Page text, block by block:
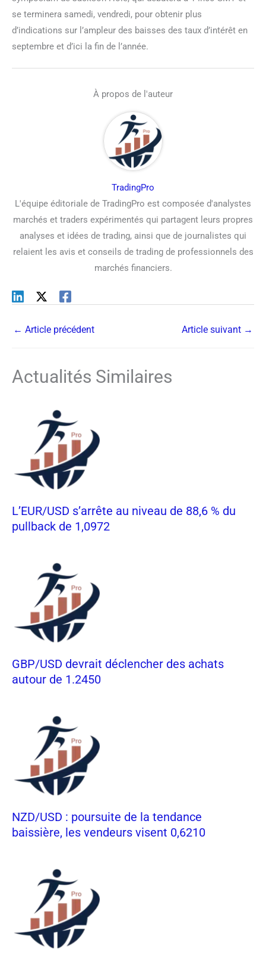
se terminera samedi, vendredi, pour obtenir plus
d’indications sur l’ampleur des baisses des taux d’intérêt en
septembre et d’ici la fin de l’année.
À propos de l'auteur
TradingPro
L'équipe éditoriale de TradingPro est composée d'analystes
marchés et traders expérimentés qui partagent leurs propres
analyses et idées de trading, ainsi que de journalistes qui
relaient les avis et conseils de trading de professionnels des
marchés financiers.
← Article précédent Article suivant →
Actualités Similaires
L’EUR/USD s’arrête au niveau de 88,6 % du
pullback de 1,0972
GBP/USD devrait déclencher des achats
autour de 1.2450
NZD/USD : poursuite de la tendance
baissière, les vendeurs visent 0,6210